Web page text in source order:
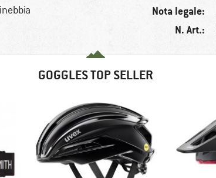
Nota legale:
N. Art.:
GOGGLES TOP SELLER